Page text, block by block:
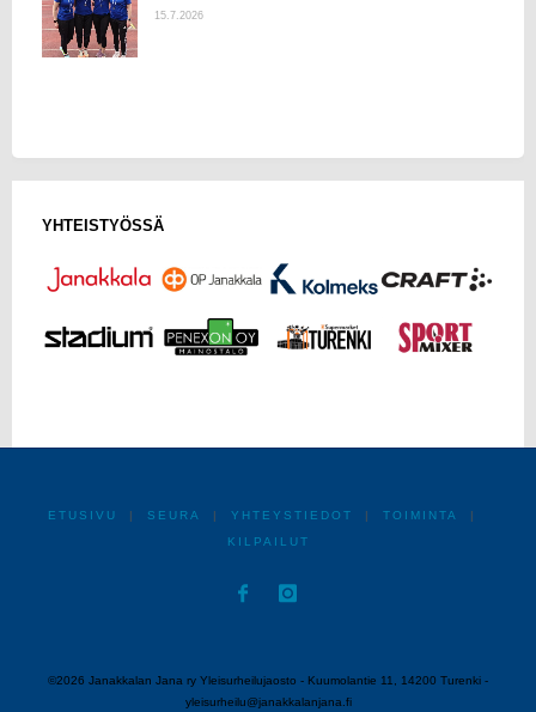
15.7.2026
YHTEISTYÖSSÄ
ETUSIVU | SEURA | YHTEYSTIEDOT | TOIMINTA
|
KILPAILUT
©2026 Janakkalan Jana ry Yleisurheilujaosto - Kuumolantie 11, 14200 Turenki -
yleisurheilu@janakkalanjana.fi